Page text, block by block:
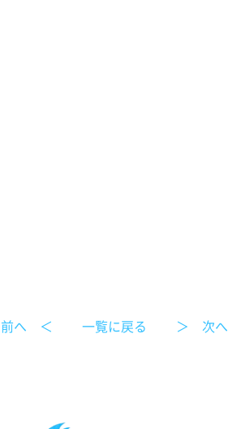
前へ ＜ 一覧に戻る ＞ 次へ